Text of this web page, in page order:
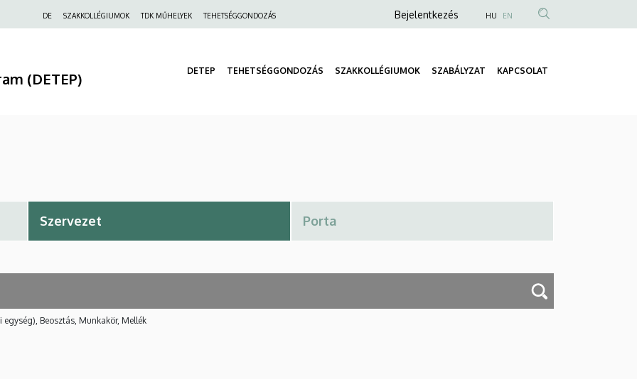
Felső
DE SZAKKOLLÉGIUMOK TDK MŰHELYEK TEHETSÉGGONDOZÁS
Anonim
menüje
Bejelentkezés HU EN
(DETEP) DETEP TEHETSÉGGONDOZÁS SZAKKOLLÉGIUMOK SZABÁLYZAT KAPCSOLAT
egység), Beosztás, Munkakör, Mellék